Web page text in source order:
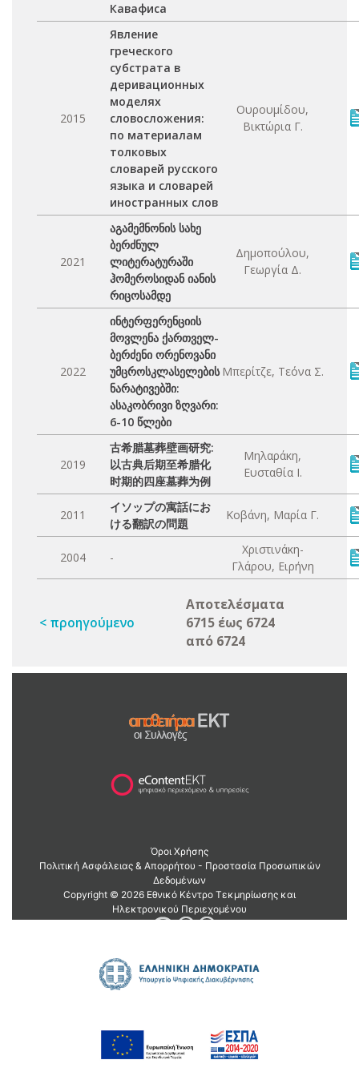
Кавафиса
2015
Явление
греческого
субстрата в
деривационных
моделях
словосложения:
по материалам
толковых
словарей русского
языка и словарей
иностранных слов
Ουρουμίδου,
Βικτώρια Γ.
2021
აგამემნონის სახე
ბერძნულ
ლიტერატურაში
ჰომეროსიდან იანის
რიცოსამდე
Δημοπούλου,
Γεωργία Δ.
2022
ინტერფერენციის
მოვლენა ქართველ-
ბერძენი ორენოვანი
უმცროსკლასელების
ნარატივებში:
ასაკობრივი ზღვარი:
6-10 წლები
Μπερίτζε, Τεόνα Σ.
2019
古希腊墓葬壁画研究:
以古典后期至希腊化
时期的四座墓葬为例
Μηλαράκη,
Ευσταθία Ι.
2011
イソップの寓話にお
ける翻訳の問題
Κοβάνη, Μαρία Γ.
2004 -
Χριστινάκη-
Γλάρου, Ειρήνη
< προηγούμενο
Αποτελέσματα
6715 έως 6724
από 6724